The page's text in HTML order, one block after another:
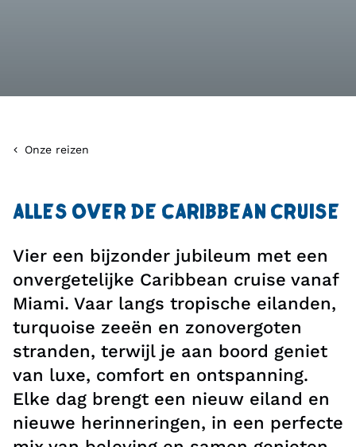
Onze reizen
ALLES OVER DE CARIBBEAN CRUISE
Vier een bijzonder jubileum met een
onvergetelijke Caribbean cruise vanaf
Miami. Vaar langs tropische eilanden,
turquoise zeeën en zonovergoten
stranden, terwijl je aan boord geniet
van luxe, comfort en ontspanning.
Elke dag brengt een nieuw eiland en
nieuwe herinneringen, in een perfecte